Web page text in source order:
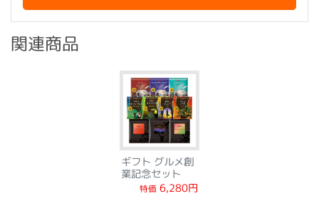
関連商品
ギフト グルメ創
業記念セット
特価 6,280円